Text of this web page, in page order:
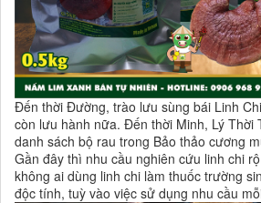
Đến thời Đường, trào lưu sùng bái Linh
còn lưu hành nữa. Đến thời Minh, Lý Thời
danh sách bộ rau trong Bảo thảo cương
Gần đây thì nhu cầu nghiên cứu linh chi
không ai dùng linh chi làm thuốc trường
độc tính, tuỳ vào việc sử dụng nhu cầu